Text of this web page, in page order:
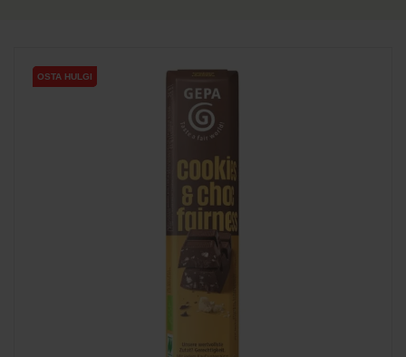
OSTA HULGI
OSTA HULGI
OSTA HULGI